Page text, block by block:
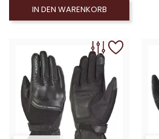
IN DEN WARENKORB